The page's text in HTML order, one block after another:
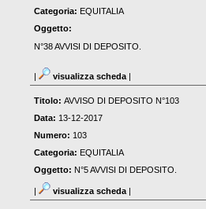
Categoria: EQUITALIA
Oggetto:
N°38 AVVISI DI DEPOSITO.
| visualizza scheda |
Titolo: AVVISO DI DEPOSITO N°103
Data: 13-12-2017
Numero: 103
Categoria: EQUITALIA
Oggetto: N°5 AVVISI DI DEPOSITO.
| visualizza scheda |